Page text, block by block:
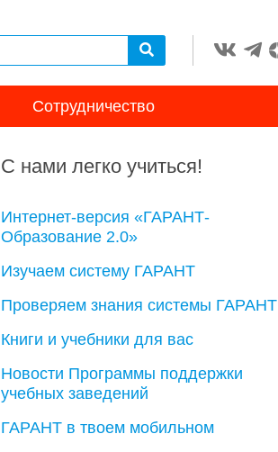
Сотрудничество
С нами легко учиться!
Интернет-версия «ГАРАНТ-
Образование 2.0»
Изучаем систему ГАРАНТ
Проверяем знания системы ГАРАНТ
Книги и учебники для вас
Новости Программы поддержки
учебных заведений
ГАРАНТ в твоем мобильном